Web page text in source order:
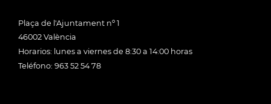
Plaça de l'Ajuntament nº 1
46002 València
Horarios: lunes a viernes de 8:30 a 14:00 horas
Teléfono: 963 52 54 78